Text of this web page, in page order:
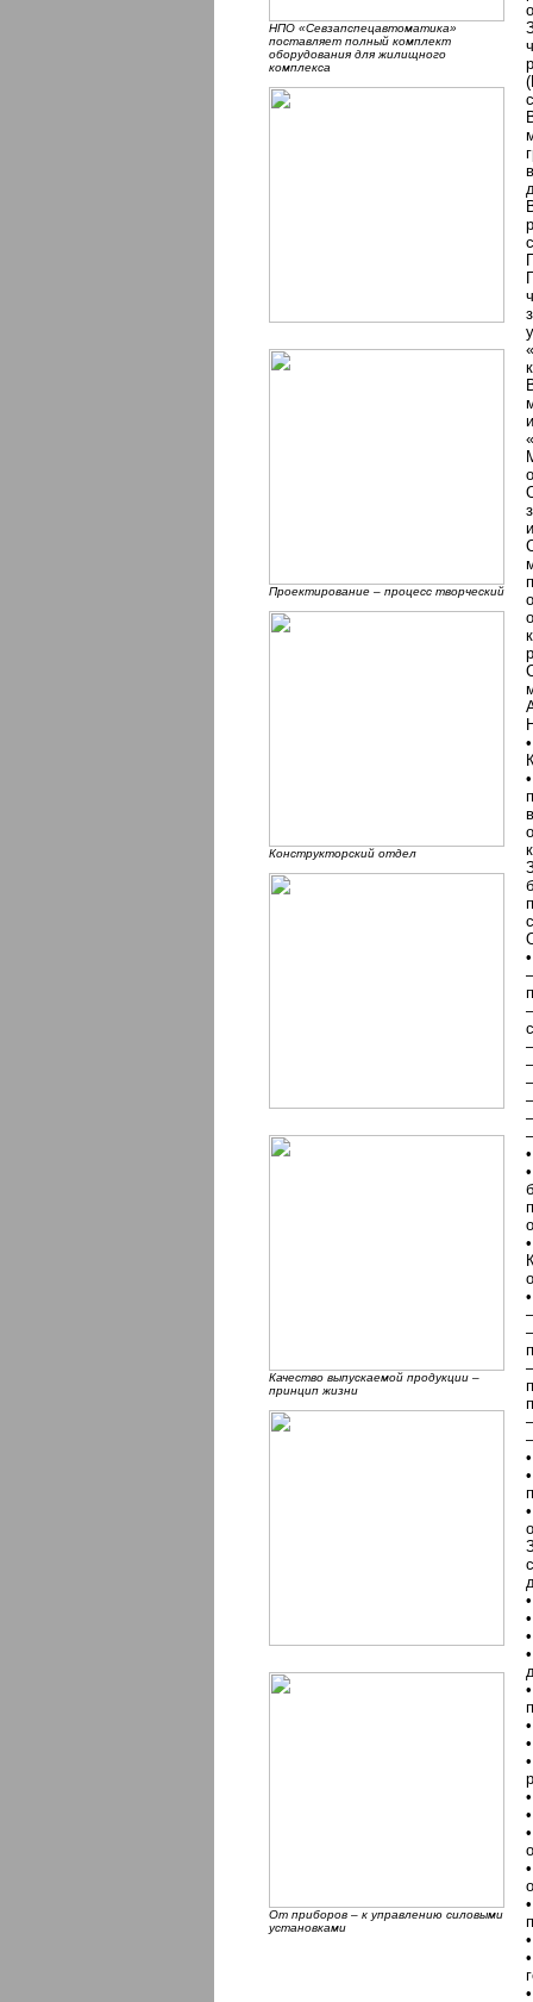
НПО «Севзапспецавтоматика»
поставляет полный комплект
оборудования для жилищного
комплекса
Проектирование – процесс творческий
Конструкторский отдел
Качество выпускаемой продукции –
принцип жизни
От приборов – к управлению силовыми
установками